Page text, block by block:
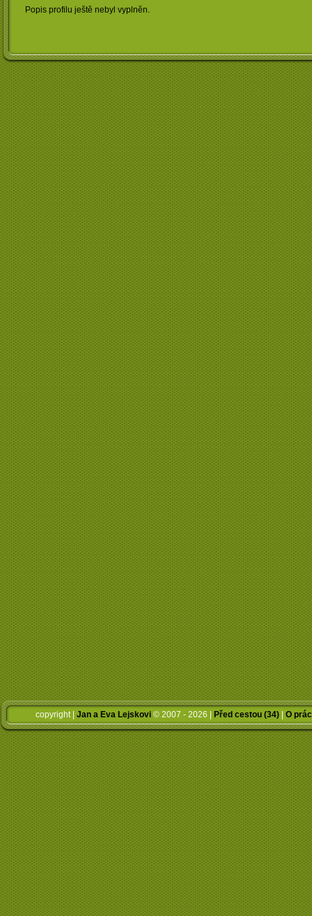
Popis profilu ještě nebyl vyplněn.
copyright | Jan a Eva Lejskovi © 2007 - 2026 | Před cestou (34) O